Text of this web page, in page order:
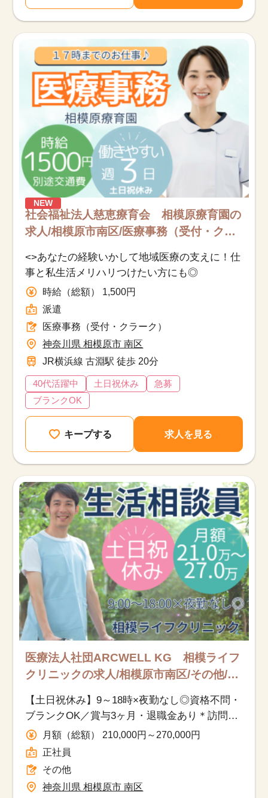
NEW
社会福祉法人慈恵療育会 相模原療育園の
求人/相模原市南区/医療事務（受付・ク
<>あなたの経験いかして地域医療の支えに！仕
事と私生活メリハリつけたい方にも◎
時給（総額） 1,500円
派遣
医療事務（受付・クラーク）
神奈川県 相模原市 南区
JR横浜線 古淵駅 徒歩 20分
40代活躍中 土日祝休み
急募
ブランクOK
キープする 求人を見る
医療法人社団ARCWELL KG 相模ライフ
クリニックの求人/相模原市南区/その他/正
社員
【土日祝休み】9～18時×夜勤なし◎資格不問・
ブランクOK／賞与3ヶ月・退職金あり＊訪問診
療クリニックでの生活相談員
月額（総額） 210,000円～270,000円
正社員
その他
神奈川県 相模原市 南区